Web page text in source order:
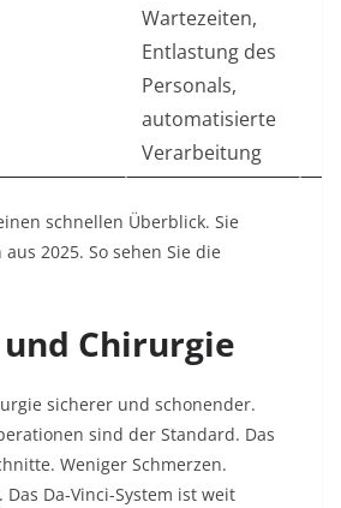
Wartezeiten,
Entlastung des
Personals,
automatisierte
Verarbeitung
schnellen Überblick. Sie
2025. So sehen Sie die
Chirurgie
sicherer und schonender.
sind der Standard. Das
Weniger Schmerzen.
Da-Vinci-System ist weit